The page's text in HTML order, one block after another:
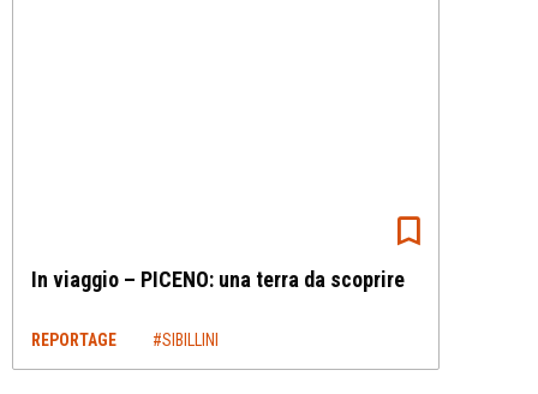
In viaggio – PICENO: una terra da scoprire
REPORTAGE #SIBILLINI